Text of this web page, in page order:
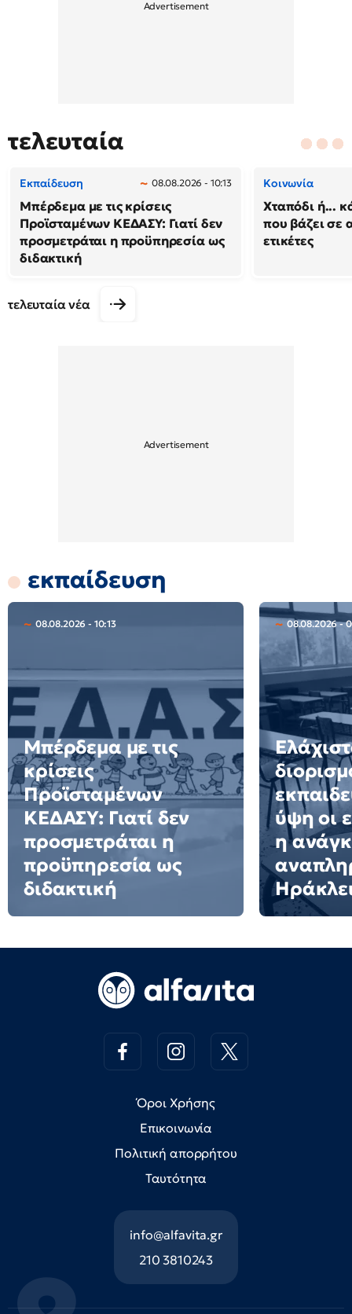
τελευταία
Εκπαίδευση 08.08.2026 - 10:13
Μπέρδεμα με τις κρίσεις
Προϊσταμένων ΚΕΔΑΣΥ: Γιατί δεν
προσμετράται η προϋπηρεσία ως
διδακτική
Κοινωνία
Χταπόδι ή...
που βάζει σε
ετικέτες
τελευταία νέα
εκπαίδευση
08.08.2026 - 10:13
Μπέρδεμα με τις
κρίσεις
Προϊσταμένων
ΚΕΔΑΣΥ: Γιατί δεν
προσμετράται η
προϋπηρεσία ως
διδακτική
08.08.2026 -
ύψη οι
η
Όροι Χρήσης
Επικοινωνία
Πολιτική απορρήτου
Ταυτότητα
info@alfavita.gr
210 3810243